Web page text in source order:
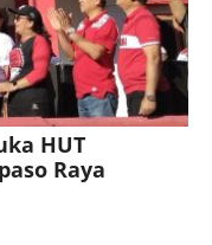
HUT
Raya